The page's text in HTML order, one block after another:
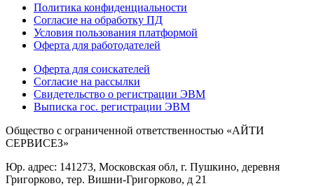
Политика конфиденциальности
Согласие на обработку ПД
Условия пользования платформой
Оферта для работодателей
Оферта для соискателей
Согласие на рассылки
Свидетельство о регистрации ЭВМ
Выписка гос. регистрации ЭВМ
Общество с ограниченной ответственностью «АЙТИ
СЕРВИСЕЗ»
Юр. адрес: 141273, Московская обл, г. Пушкино, деревня
Григорково, тер. Вишни-Григорково, д 21